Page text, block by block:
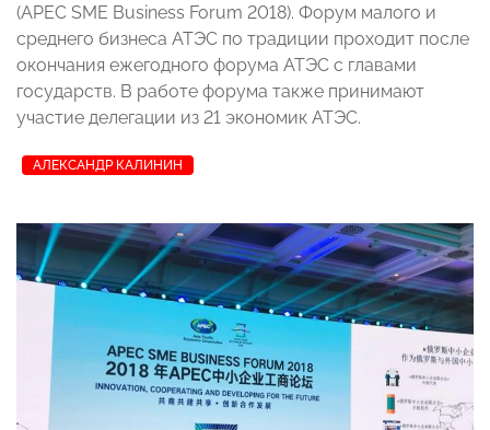
(APEC SME Business Forum 2018). Форум малого и
среднего бизнеса АТЭС по традиции проходит после
окончания ежегодного форума АТЭС с главами
государств. В работе форума также принимают
участие делегации из 21 экономик АТЭС.
АЛЕКСАНДР КАЛИНИН